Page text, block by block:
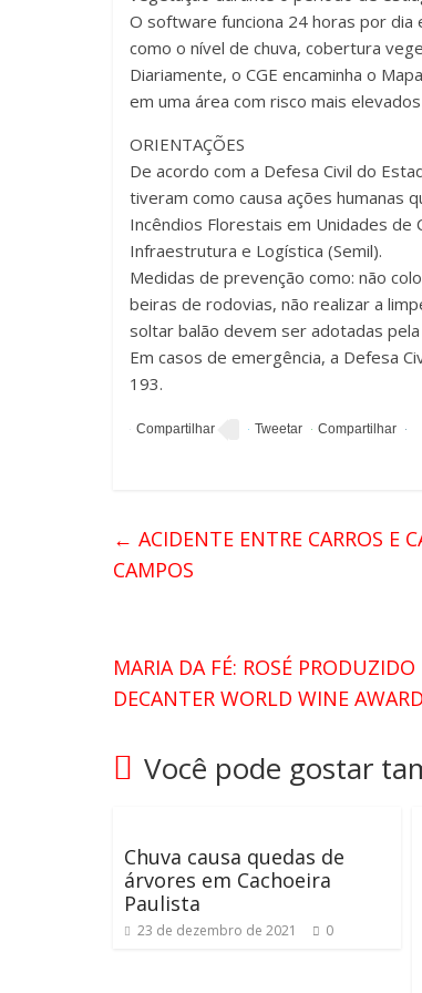
O software funciona 24 horas por
como o nível de chuva, cobertura
Diariamente, o CGE encaminha o
em uma área com risco mais
ORIENTAÇÕES
De acordo com a Defesa Civil do
tiveram como causa ações humanas
Incêndios Florestais em Unidades de
Infraestrutura e Logística (Semil).
Medidas de prevenção como: não
beiras de rodovias, não realizar a
soltar balão devem ser adotadas pela
Em casos de emergência, a Defesa
193.
← ACIDENTE ENTRE CARROS E
CAMPOS
MARIA DA FÉ: ROSÉ
DECANTER WORLD WINE
Você pode gostar
Chuva causa quedas de
árvores em Cachoeira
Paulista
23 de dezembro de 2021 0